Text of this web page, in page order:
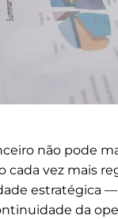
não pode
cada vez mais
estratégica
da